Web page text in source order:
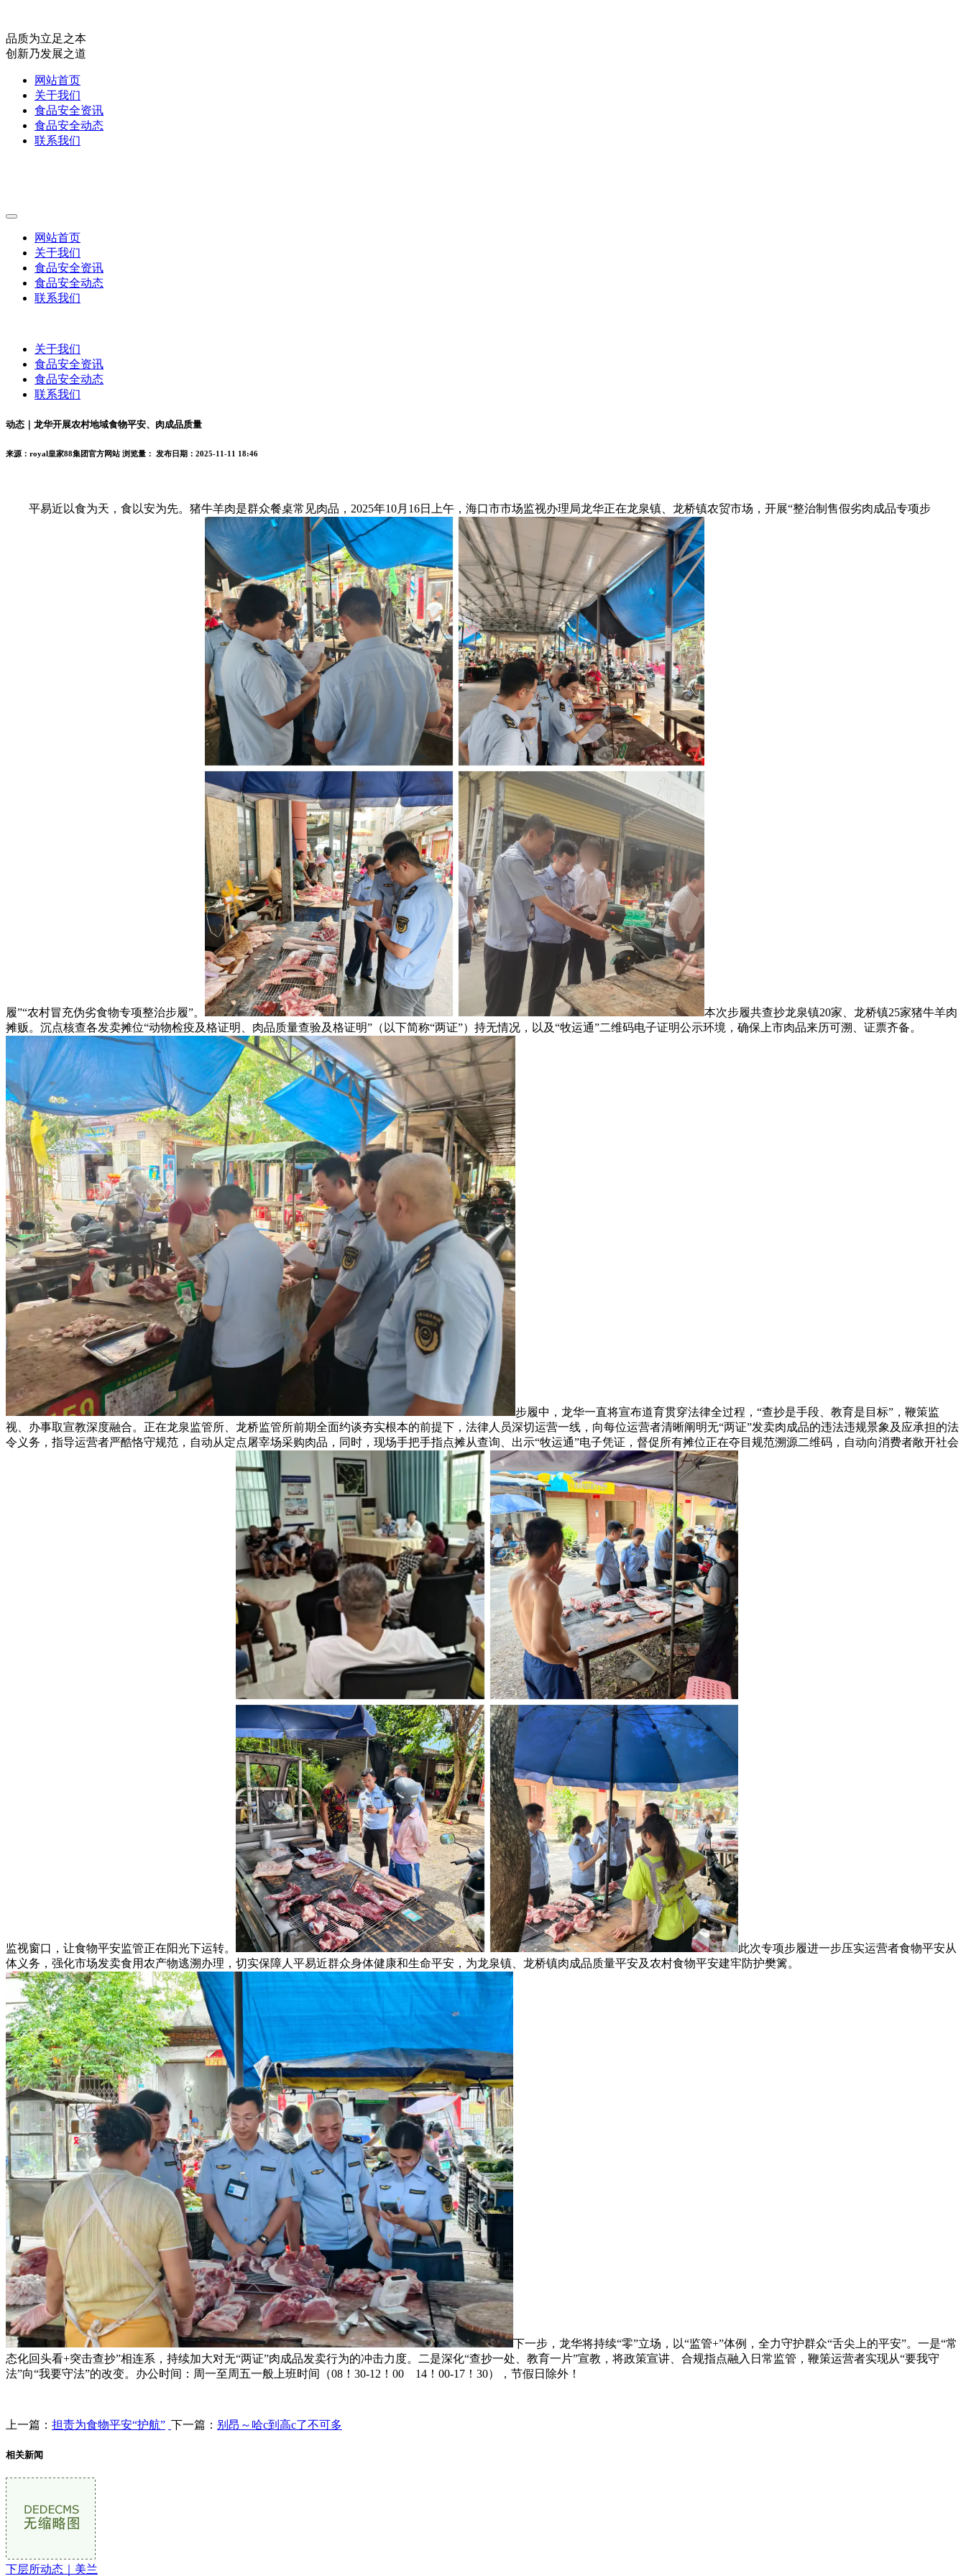
品质为立足之本
创新乃发展之道
网站首页
关于我们
食品安全资讯
食品安全动态
联系我们
网站首页
关于我们
食品安全资讯
食品安全动态
联系我们
关于我们
食品安全资讯
食品安全动态
联系我们
动态｜龙华开展农村地域食物平安、肉成品质量
来源：royal皇家88集团官方网站 浏览量： 发布日期：2025-11-11 18:46
平易近以食为天，食以安为先。猪牛羊肉是群众餐桌常见肉品，2025年10月16日上午，海口市市场监视办理局龙华正在龙泉镇、龙桥镇农贸市场，开展“整治制售假劣肉成品专项步
履”“农村冒充伪劣食物专项整治步履”。
本次步履共查抄龙泉镇20家、龙桥镇25家猪牛羊肉
摊贩。沉点核查各发卖摊位“动物检疫及格证明、肉品质量查验及格证明”（以下简称“两证”）持无情况，以及“牧运通”二维码电子证明公示环境，确保上市肉品来历可溯、证票齐备。
步履中，龙华一直将宣布道育贯穿法律全过程，“查抄是手段、教育是目标”，鞭策监
视、办事取宣教深度融合。正在龙泉监管所、龙桥监管所前期全面约谈夯实根本的前提下，法律人员深切运营一线，向每位运营者清晰阐明无“两证”发卖肉成品的违法违规景象及应承担的法
令义务，指导运营者严酷恪守规范，自动从定点屠宰场采购肉品，同时，现场手把手指点摊从查询、出示“牧运通”电子凭证，督促所有摊位正在夺目规范溯源二维码，自动向消费者敞开社会
监视窗口，让食物平安监管正在阳光下运转。
此次专项步履进一步压实运营者食物平安从
体义务，强化市场发卖食用农产物逃溯办理，切实保障人平易近群众身体健康和生命平安，为龙泉镇、龙桥镇肉成品质量平安及农村食物平安建牢防护樊篱。
下一步，龙华将持续“零”立场，以“监管+”体例，全力守护群众“舌尖上的平安”。一是“常
态化回头看+突击查抄”相连系，持续加大对无“两证”肉成品发卖行为的冲击力度。二是深化“查抄一处、教育一片”宣教，将政策宣讲、合规指点融入日常监管，鞭策运营者实现从“要我守
法”向“我要守法”的改变。办公时间：周一至周五一般上班时间（08！30-12！00 14！00-17！30），节假日除外！
上一篇： 担责为食物平安“护航” 下一篇： 别昂～哈c到高c了不可多
相关新闻
下层所动态｜美兰